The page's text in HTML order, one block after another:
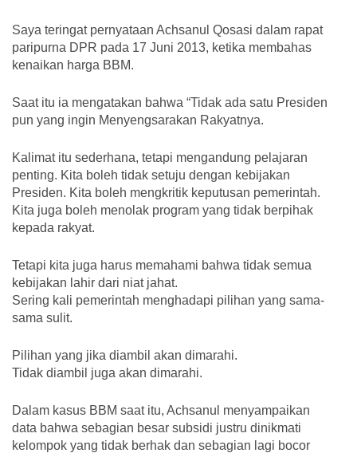
Saya teringat pernyataan Achsanul Qosasi dalam rapat
paripurna DPR pada 17 Juni 2013, ketika membahas
kenaikan harga BBM.
Saat itu ia mengatakan bahwa “Tidak ada satu Presiden
pun yang ingin Menyengsarakan Rakyatnya.
Kalimat itu sederhana, tetapi mengandung pelajaran
penting. Kita boleh tidak setuju dengan kebijakan
Presiden. Kita boleh mengkritik keputusan pemerintah.
Kita juga boleh menolak program yang tidak berpihak
kepada rakyat.
Tetapi kita juga harus memahami bahwa tidak semua
kebijakan lahir dari niat jahat.
Sering kali pemerintah menghadapi pilihan yang sama-
sama sulit.
Pilihan yang jika diambil akan dimarahi.
Tidak diambil juga akan dimarahi.
Dalam kasus BBM saat itu, Achsanul menyampaikan
data bahwa sebagian besar subsidi justru dinikmati
kelompok yang tidak berhak dan sebagian lagi bocor